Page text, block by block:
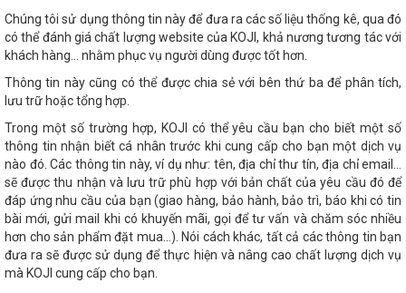
Chúng tôi sử dụng thông tin này để đưa ra các số liệu thống kê, qua đó
có thể đánh giá chất lượng website của KOJI, khả nương tương tác với
khách hàng... nhằm phục vụ người dùng được tốt hơn.
Thông tin này cũng có thể được chia sẻ với bên thứ ba để phân tích,
lưu trữ hoặc tổng hợp.
Trong một số trường hợp, KOJI có thể yêu cầu bạn cho biết một số
thông tin nhận biết cá nhân trước khi cung cấp cho bạn một dịch vụ
nào đó. Các thông tin này, ví dụ như: tên, địa chỉ thư tín, địa chỉ email…
sẽ được thu nhận và lưu trữ phù hợp với bản chất của yêu cầu đó để
đáp ứng nhu cầu của bạn (giao hàng, bảo hành, bảo trì, báo khi có tin
bài mới, gửi mail khi có khuyến mãi, gọi để tư vấn và chăm sóc nhiều
hơn cho sản phẩm đặt mua…). Nói cách khác, tất cả các thông tin bạn
đưa ra sẽ được sử dụng để thực hiện và nâng cao chất lượng dịch vụ
mà KOJI cung cấp cho bạn.